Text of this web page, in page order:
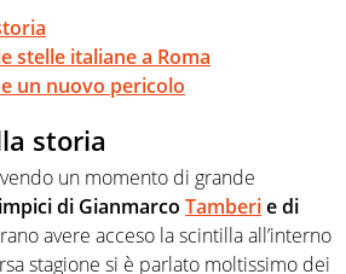
stelle italiane a Roma
un nuovo pericolo
storia
un momento di grande
di Gianmarco Tamberie di
avere acceso la scintilla all’interno
stagione si è parlato moltissimo dei